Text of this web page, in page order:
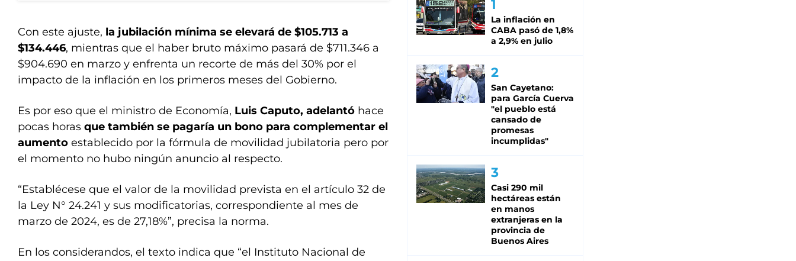
Con este ajuste, la jubilación mínima se elevará de $105.713 a
$134.446, mientras que el haber bruto máximo pasará de $711.346 a
$904.690 en marzo y enfrenta un recorte de más del 30% por el
impacto de la inflación en los primeros meses del Gobierno.
Es por eso que el ministro de Economía, Luis Caputo, adelantó hace
pocas horas que también se pagaría un bono para complementar el
aumento establecido por la fórmula de movilidad jubilatoria pero por
el momento no hubo ningún anuncio al respecto.
“Establécese que el valor de la movilidad prevista en el artículo 32 de
la Ley N° 24.241 y sus modificatorias, correspondiente al mes de
marzo de 2024, es de 27,18%”, precisa la norma.
En los considerandos, el texto indica que “el Instituto Nacional de
La inflación en
CABA pasó de 1,8%
a 2,9% en julio
San Cayetano:
para García Cuerva
"el pueblo está
cansado de
promesas
incumplidas"
Casi 290 mil
hectáreas están
en manos
extranjeras en la
provincia de
Buenos Aires